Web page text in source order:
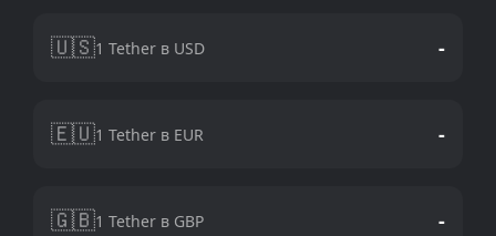
🇺🇸1 Tether в USD -
🇪🇺1 Tether в EUR -
🇬🇧1 Tether в GBP -